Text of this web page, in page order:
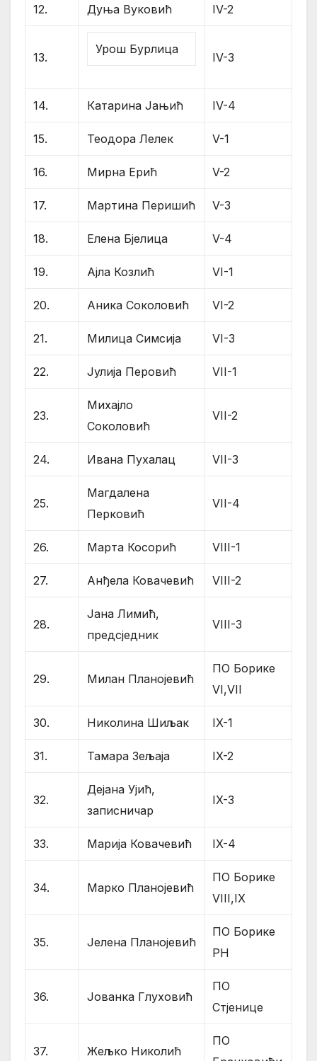
12. Дуња Вуковић IV-2
13.
Урош Бурлица
IV-3
14. Катарина Јањић IV-4
15. Теодора Лелек V-1
16. Мирна Ерић V-2
17. Мартина Перишић V-3
18. Елена Бјелица V-4
19. Ајла Козлић VI-1
20. Аника Соколовић VI-2
21. Mилица Симсија VI-3
22. Јулија Перовић VII-1
23.
Михајло
Соколовић
VII-2
24. Ивана Пухалац VII-3
25.
Магдалена
Перковић
VII-4
26. Марта Косорић VIII-1
27. Анђела Ковачевић VIII-2
28.
Јана Лимић,
предсједник
VIII-3
29. Милан Планојевић
ПО Борике
VI,VII
30. Николина Шиљак IX-1
31. Тамара Зељаја IX-2
32.
Дејана Ујић,
записничар
IX-3
33. Марија Ковачевић IX-4
34. Марко Планојевић
ПО Борике
VIII,IX
35. Јелена Планојевић
ПО Борике
РН
36. Јованка Глуховић
ПО
Стјенице
37. Жељко Николић
ПО